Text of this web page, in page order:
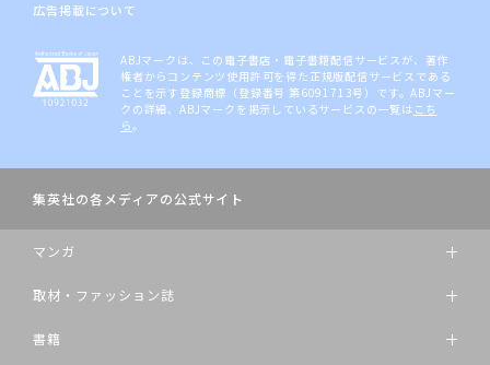
広告掲載について
ABJマークは、この電子書店・電子書籍配信サービスが、著作
権者からコンテンツ使用許可を得た正規版配信サービスである
ことを示す登録商標（登録番号 第6091713号）です。ABJマー
クの詳細、ABJマークを掲示しているサービスの一覧は こち
ら。
集英社の各メディアの公式サイト
マンガ
取材・ファッション誌
書籍